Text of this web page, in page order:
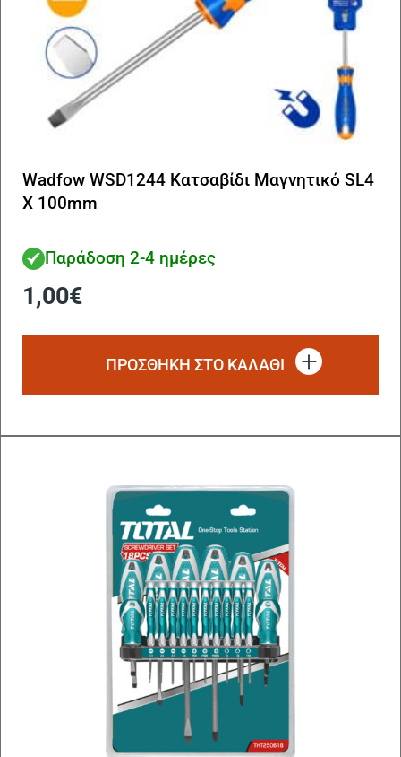
Wadfow WSD1244 Κατσαβίδι Μαγνητικό SL4
X 100mm
Παράδοση 2-4 ημέρες
1,00€
ΠΡΟΣΘΗΚΗ ΣΤΟ ΚΑΛΑΘΙ